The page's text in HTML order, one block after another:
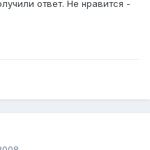
ответ. Не нравится -